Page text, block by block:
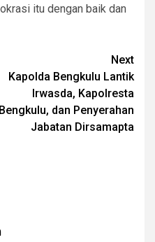
itu dengan baik dan
Next
Kapolda Bengkulu Lantik
Irwasda, Kapolresta
Bengkulu, dan Penyerahan
Jabatan Dirsamapta